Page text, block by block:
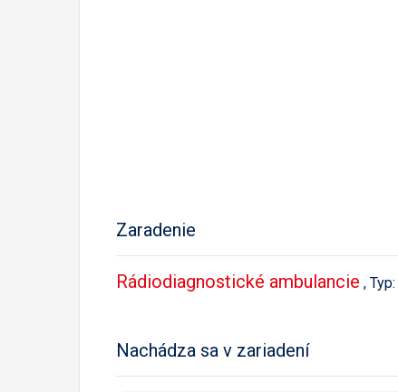
Zaradenie
Rádiodiagnostické ambulancie , Typ:
Nachádza sa v zariadení